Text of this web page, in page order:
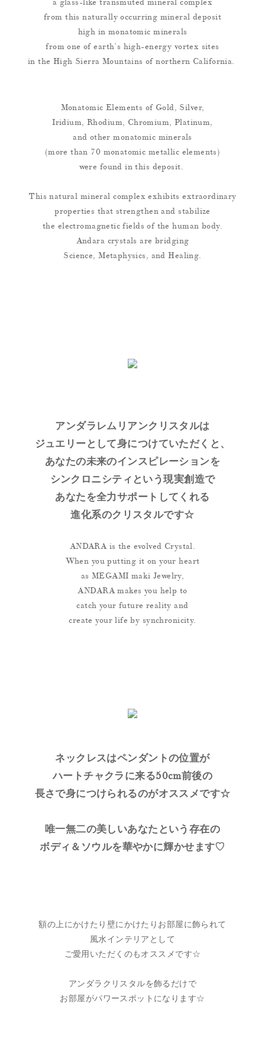
from this naturally occurring mineral deposit
high in monatomic minerals
from one of earth’s high-energy vortex sites
in the High Sierra Mountains of northern California.
Monatomic Elements of Gold, Silver,
Iridium, Rhodium, Chromium, Platinum,
and other monatomic minerals
(more than 70 monatomic metallic elements)
were found in this deposit.
This natural mineral complex exhibits extraordinary
properties that strengthen and stabilize
the electromagnetic fields of the human body.
Andara crystals are bridging
Science, Metaphysics, and Healing.
アンダラレムリアンクリスタルは
ジュエリーとして身につけていただくと、
あなたの未来のインスピレーションを
シンクロニシティという現実創造で
あなたを全力サポートしてくれる
進化系のクリスタルです☆
ANDARA is the evolved Crystal.
When you putting it on your heart
as MEGAMI maki Jewelry,
ANDARA makes you help to
catch your future reality and
create your life by synchronicity.
ネックレスはペンダントの位置が
ハートチャクラに来る50cm前後の
長さで身につけられるのがオススメです☆
唯一無二の美しいあなたという存在の
ボディ＆ソウルを華やかに輝かせます♡
額の上にかけたり壁にかけたりお部屋に飾られて
風水インテリアとして
ご愛用いただくのもオススメです☆
アンダラクリスタルを飾るだけで
お部屋がパワースポットになります☆